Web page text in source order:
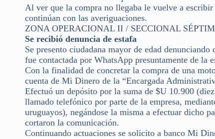
Al ver que la compra no llegaba le vuelve a
continúan con las averiguaciones.
ZONA OPERACIONAL II / SECCIONAL
Se recibió denuncia de estafa
Se presento ciudadana mayor de edad
fue contactada por WhatsApp presuntamente de la
Con la finalidad de concretar la compra de una
cuenta de Mi Dinero de la “Encargada
Efectuó un depósito por la suma de $U 10.900
llamado telefónico por parte de la empresa,
uruguayos), negándose la misma a efectuar dicho
cortaron la comunicación.
Continuando actuaciones se solicito a banco Mi